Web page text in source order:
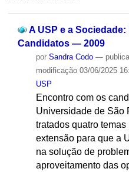
A USP e a
Candidatos — 2009
por Sandra Codo —
modificação03/06/2025
USP
Encontro com os
Universidade de São
tratados quatro
extensão para que a
na solução de
aproveitamento das